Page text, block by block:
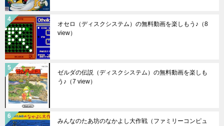
オセロ（ディスクシステム）の無料動画を楽しもう♪ （8
view）
ゼルダの伝説（ディスクシステム）の無料動画を楽しも
う♪ （7 view）
みんなのたあ坊のなかよし大作戦（ファミリーコンピュ